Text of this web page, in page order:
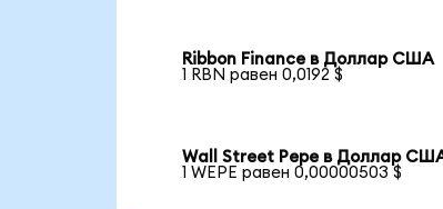
Ribbon Finance в Доллар США
1 RBN равен 0,0192 $
Wall Street Pepe в Доллар
1 WEPE равен 0,00000503 $